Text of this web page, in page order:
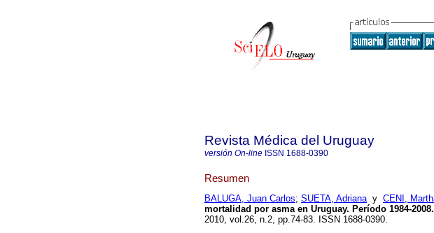
Revista Médica del Uruguay
versión On-line ISSN 1688-0390
Resumen
BALUGA, Juan Carlos; SUETA, Adrianay CENI,
mortalidad por asma en Uruguay. Período 1984-2008.
2010, vol.26, n.2, pp.74-83. ISSN 1688-0390.